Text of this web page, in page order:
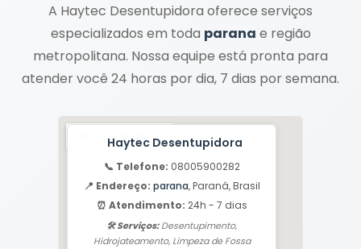
A Haytec Desentupidora oferece serviços
especializados em toda parana e região
metropolitana. Nossa equipe está pronta para
atender você 24 horas por dia, 7 dias por semana.
Haytec Desentupidora
📞 Telefone: 08005900282
📍 Endereço: parana, Paraná, Brasil
⏰ Atendimento: 24h - 7 dias
🛠️ Serviços:Desentupimento,
Hidrojateamento, Limpeza de Fossa